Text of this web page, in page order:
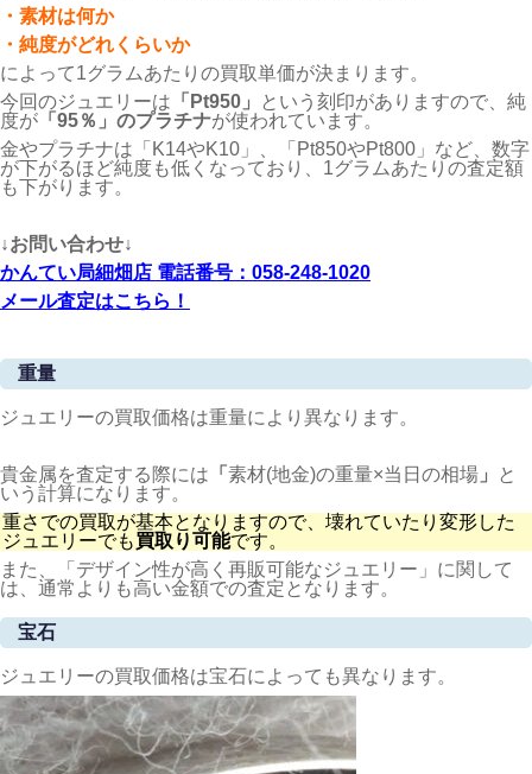
・素材は何か
・純度がどれくらいか
によって1グラムあたりの買取単価が決まります。
今回のジュエリーは 「Pt950」
という刻印がありますので、純
度が 「95％」のプラチナが使われています。
金やプラチナは「K14やK10」、「Pt850やPt800」など、数字
が下がるほど純度も低くなっており、1グラムあたりの査定額
も下がります。
↓お問い合わせ↓
かんてい局細畑店 電話番号：058-248-1020
メール査定はこちら！
重量
ジュエリーの買取価格は重量により異なります。
貴金属を査定する際には 「 素材(地金)の重量×当日の相場 」
と
いう計算になります。
重さでの買取が基本となりますので、壊れていたり変形した
ジュエリーでも買取り可能です。
また、「デザイン性が高く再販可能なジュエリー」に関して
は、通常よりも高い金額での査定となります。
宝石
ジュエリーの買取価格は宝石によっても異なります。